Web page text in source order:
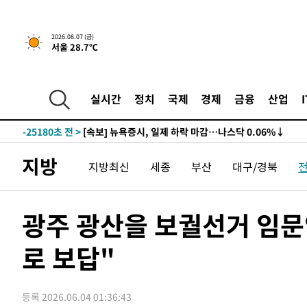
2026.08.07 (금)
서울 28.7℃
실시간 정치 국제 경제 금융 산업
-25180초 전 >[속보] 뉴욕증시, 일제 하락 마감…나스닥 0.06%↓
례 큰 폭발음
-29329초 전 > [속보]美, 폴리실리콘 수입 규제…파생제품 15% 관세,
-27480초 전 >
-25180초 전 > [속보] 뉴욕증시, 일제 하락 마감…나스닥 0.06%↓
례 큰 폭발음
-29329초 전 >
[속보]美, 폴리실리콘 수입 규제…파생제품 15% 관세,
-27480초 전 >[속보]트럼프, 美 원정출산 금지 행정명령 서명
지방 지방최신 세종 부산 대구/경북
광주 광산을 보궐선거 임
로 보답"
등록 2026.06.04 01:36:43